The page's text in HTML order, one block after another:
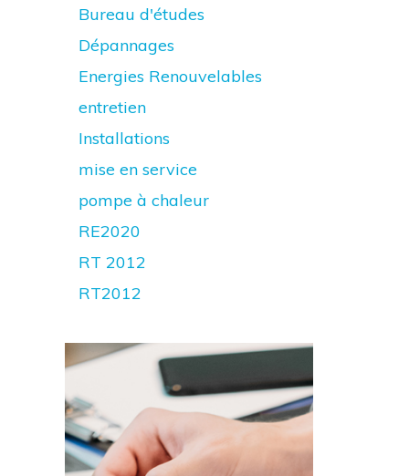
Bureau d'études
Dépannages
Energies Renouvelables
entretien
Installations
mise en service
pompe à chaleur
RE2020
RT 2012
RT2012